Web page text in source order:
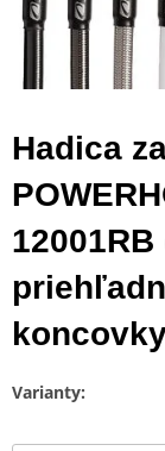
Hadica
Varianty: